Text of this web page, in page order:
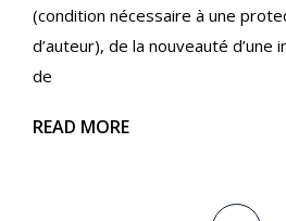
(condition nécessaire à une
d’auteur), de la nouveauté d’une
de
READ MORE